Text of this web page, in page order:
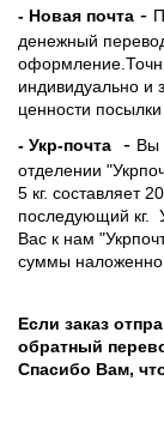
- Новая почта -
денежный
индивидуально и
ценности посылки
- Укр-почта
- Вы
отделении
5 кг. составляет
последующий кг.
Вас к нам
суммы
Если заказ
обратный
Спасибо Вам,